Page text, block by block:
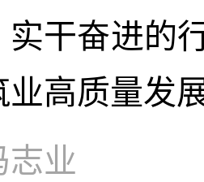
实干奋进的
业高质量发
志业